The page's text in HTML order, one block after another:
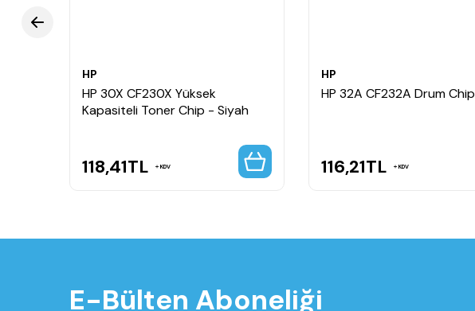
HP
HP 30X CF230X Yüksek
Kapasiteli Toner Chip - Siyah
118,41TL KDV
HP
HP 32A CF232A Drum Chip
116,21TL KDV
E-Bülten Aboneliği